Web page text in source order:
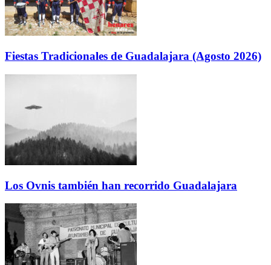
Fiestas Tradicionales de Guadalajara (Agosto 2026)
Los Ovnis también han recorrido Guadalajara